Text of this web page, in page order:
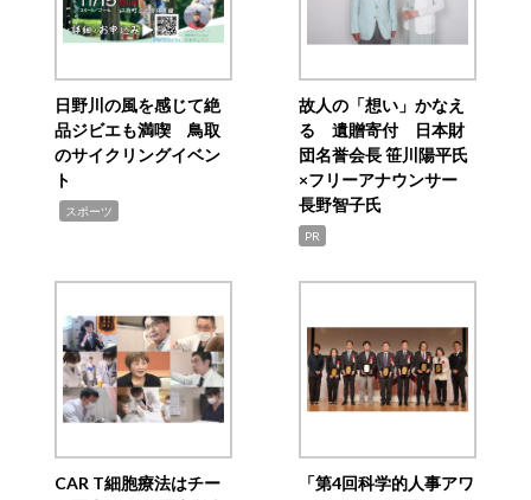
日野川の風を感じて絶
品ジビエも満喫 鳥取
のサイクリングイベン
ト
スポーツ
故人の「想い」かなえ
る 遺贈寄付 日本財
団名誉会長 笹川陽平氏
×フリーアナウンサー
長野智子氏
PR
CAR T細胞療法はチー
「第4回科学的人事アワ